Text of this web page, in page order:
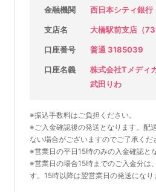
金融機関 西日本シティ銀行
支店名 大橋駅前支店（
口座番号 普通 3185039
口座名義
株式会社Tメデ
武田りわ
※振込手数料はご負担ください。
※ご入金確認後の発送となります。配
ない場合がございますのでご了承くだ
※営業日の平日15時のみの入金確認と
※営業日の場合15時までのご入金分は
す。15時以降は翌営業日の発送になり